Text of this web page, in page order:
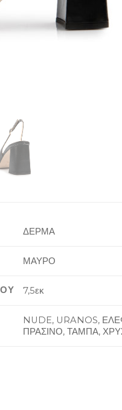
ΔΕΡΜΑ
ΜΑΥΡΟ
7,5εκ
NUDE, URANOS,
ΠΡΑΣΙΝΟ, ΤΑΜΠΑ,